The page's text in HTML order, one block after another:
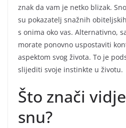
znak da vam je netko blizak.
su pokazatelj snažnih
s onima oko vas. Alternativno,
morate ponovno uspostaviti
aspektom svog života. To je
slijediti svoje instinkte u životu.
Što znači
snu?